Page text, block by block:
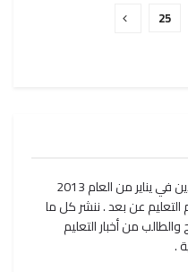
25
تأسست منصة واكاديمية كتاتيب اونلاين في يناير من العام 2013
عن بعد . ننشر كل ما
من أخبار التعليم
.